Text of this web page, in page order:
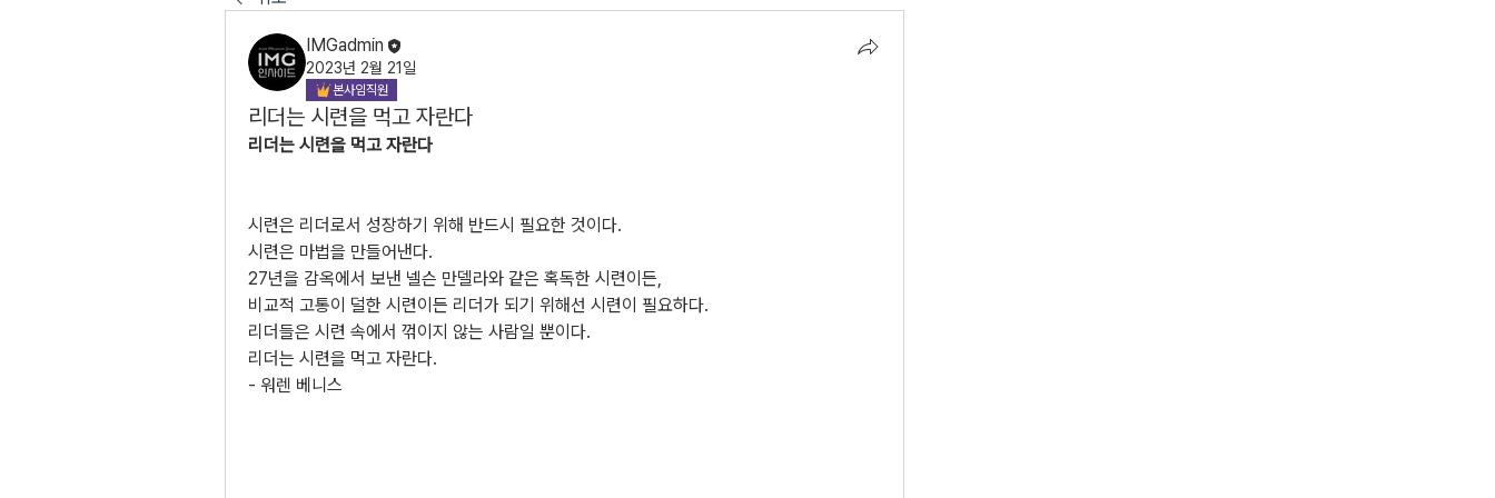
IMGadmin
2023년 2월 21일
본사임직원
리더는 시련을 먹고 자란다
리더는 시련을 먹고 자란다
시련은 리더로서 성장하기 위해 반드시 필요한 것이다.
시련은 마법을 만들어낸다.
27년을 감옥에서 보낸 넬슨 만델라와 같은 혹독한 시련이든,
비교적 고통이 덜한 시련이든 리더가 되기 위해선 시련이 필요하다.
리더들은 시련 속에서 꺾이지 않는 사람일 뿐이다.
리더는 시련을 먹고 자란다.
- 워렌 베니스